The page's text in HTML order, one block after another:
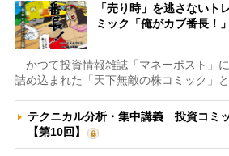
「売り時」を逃さない
ミック「俺がカブ番長！
かつて投資情報雑誌「マネーポスト」
詰め込まれた「天下無敵の株コミック」
テクニカル分析・集中講義 投資コミ
【第10回】